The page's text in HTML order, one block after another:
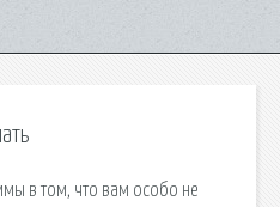
в том, что вам особо не